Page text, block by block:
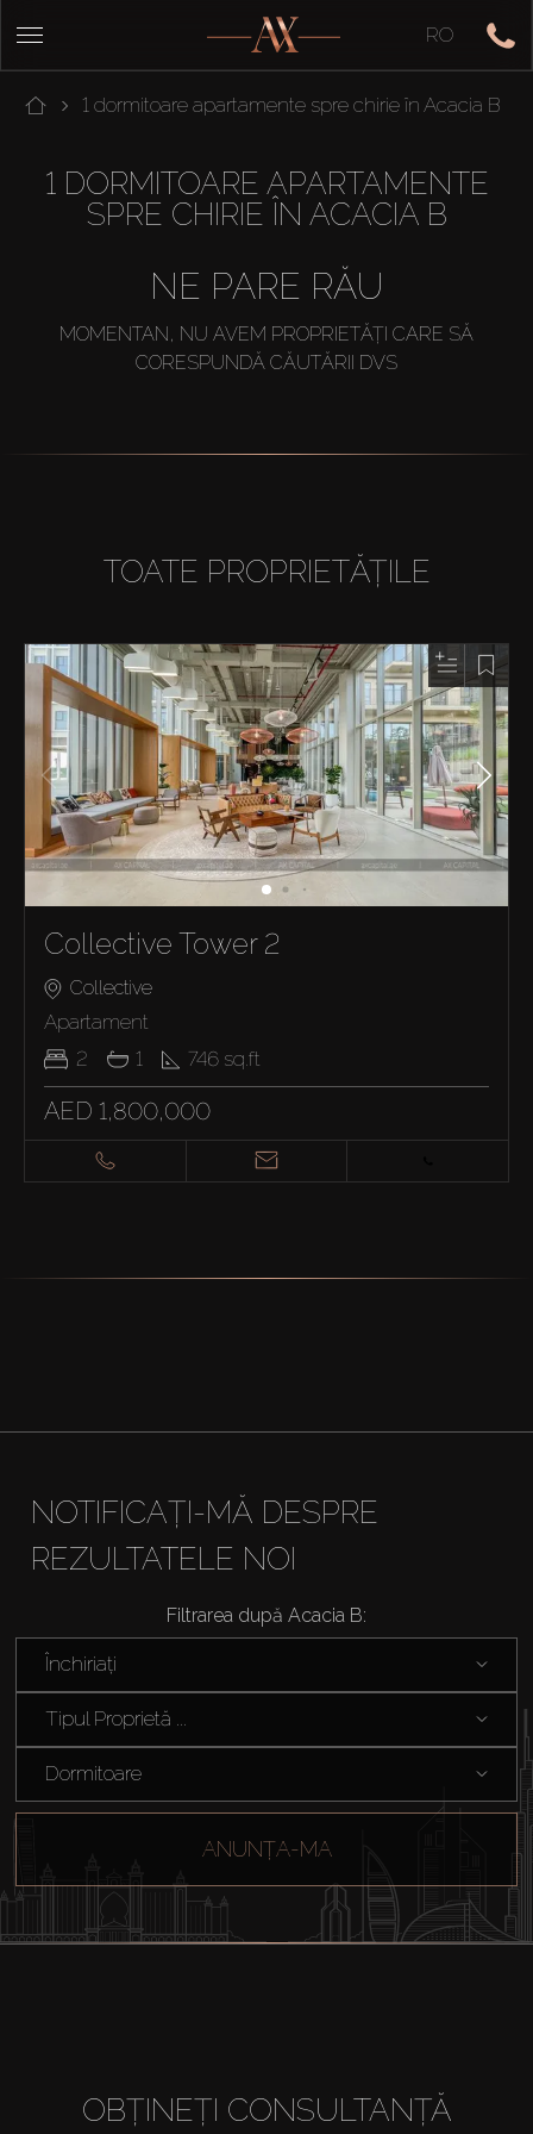
RO
1 dormitoare apartamente spre chirie în Acacia B
1 DORMITOARE APARTAMENTE
SPRE CHIRIE ÎN ACACIA B
NE PARE RĂU
MOMENTAN, NU AVEM PROPRIETĂȚI CARE SĂ
CORESPUNDĂ CĂUTĂRII DVS
TOATE PROPRIETĂȚILE
Collective Tower 2
Collective
Apartament
2
1 746 sq.ft
AED 1,800,000
NOTIFICAȚI-MĂ DESPRE
REZULTATELE NOI
Filtrarea după Acacia B:
Închiriați
Tipul Proprietă ...
Dormitoare
ANUNȚA-MA
OBȚINEȚI CONSULTANȚĂ